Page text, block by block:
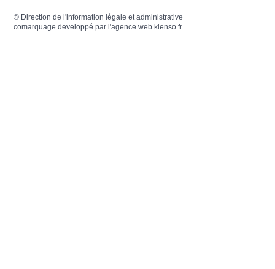
© Direction de l'information légale et administrative
comarquage developpé par l'agence web kienso.fr